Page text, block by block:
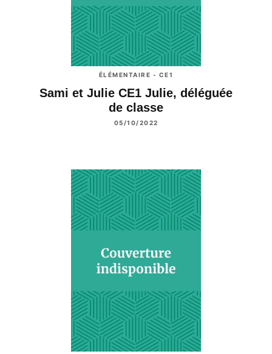
ÉLÉMENTAIRE - CE1
Sami et Julie CE1 Julie, déléguée
de classe
05/10/2022